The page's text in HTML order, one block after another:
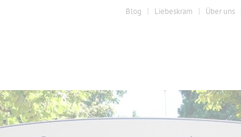
Blog Liebeskram Über uns